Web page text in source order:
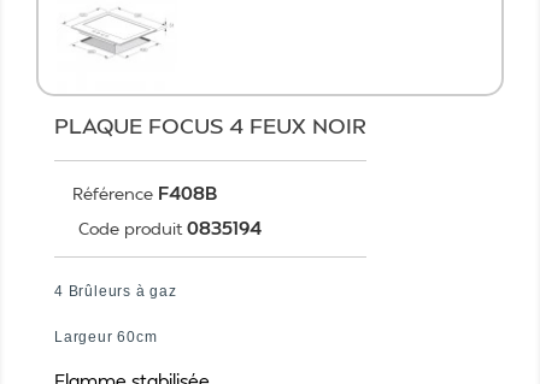
PLAQUE FOCUS 4 FEUX NOIR
Référence F408B
Code produit 0835194
4 Brûleurs à gaz
Largeur 60cm